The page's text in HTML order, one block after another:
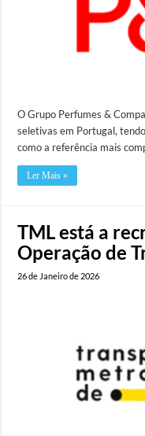
O Grupo Perfumes &
seletivas em Portugal,
como a referência mais
Ler Mais »
TML está a
Operação de
26 de Janeiro de 2026